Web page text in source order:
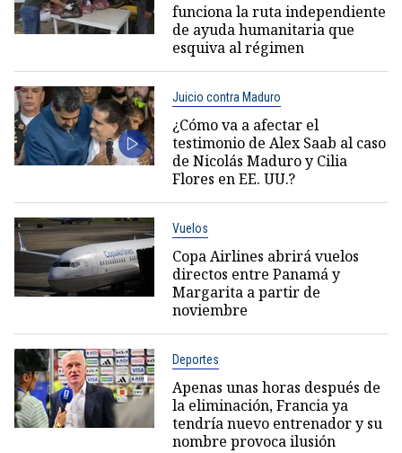
funciona la ruta independiente
de ayuda humanitaria que
esquiva al régimen
Juicio contra Maduro
¿Cómo va a afectar el
testimonio de Alex Saab al caso
de Nicolás Maduro y Cilia
Flores en EE. UU.?
Vuelos
Copa Airlines abrirá vuelos
directos entre Panamá y
Margarita a partir de
noviembre
Deportes
Apenas unas horas después de
la eliminación, Francia ya
tendría nuevo entrenador y su
nombre provoca ilusión